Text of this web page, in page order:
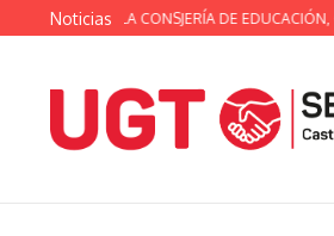
Saltar al contenido
Noticias
TÉCNICA DE LA CONSJERÍA DE EDUCACIÓN,